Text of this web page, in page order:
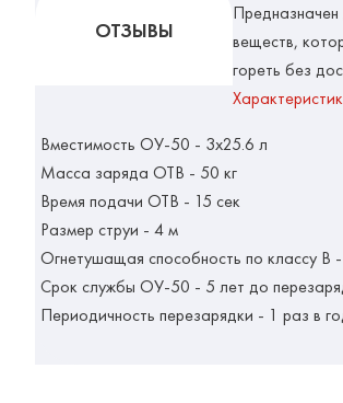
ОТЗЫВЫ
веществ,
гореть без
Вместимость ОУ-50 - 3х25.6 л
Масса заряда ОТВ - 50 кг
Время подачи ОТВ - 15 сек
Размер струи - 4 м
Огнетушащая способность по классу В
Срок службы ОУ-50 - 5 лет до
Периодичность перезарядки - 1 раз в